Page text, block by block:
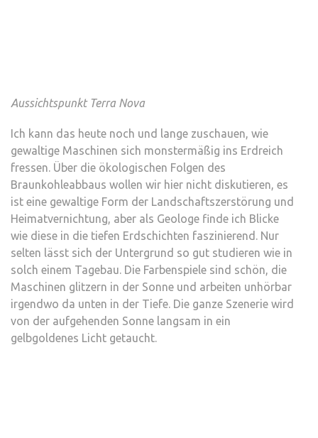
Aussichtspunkt Terra Nova
Ich kann das heute noch und lange zuschauen, wie
gewaltige Maschinen sich monstermäßig ins Erdreich
fressen. Über die ökologischen Folgen des
Braunkohleabbaus wollen wir hier nicht diskutieren, es
ist eine gewaltige Form der Landschaftszerstörung und
Heimatvernichtung, aber als Geologe finde ich Blicke
wie diese in die tiefen Erdschichten faszinierend. Nur
selten lässt sich der Untergrund so gut studieren wie in
solch einem Tagebau. Die Farbenspiele sind schön, die
Maschinen glitzern in der Sonne und arbeiten unhörbar
irgendwo da unten in der Tiefe. Die ganze Szenerie wird
von der aufgehenden Sonne langsam in ein
gelbgoldenes Licht getaucht.